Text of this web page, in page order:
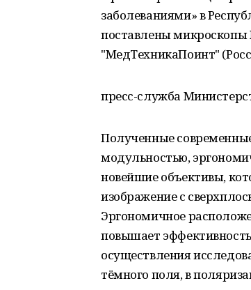
заболеваниями» в
поставлены микроскопы
"МедТехникаПоинт"
пресс-служба
Полученные
модульностью,
новейшие объективы,
изображение с
Эргономичное
повышает
осуществления
тёмного поля, в